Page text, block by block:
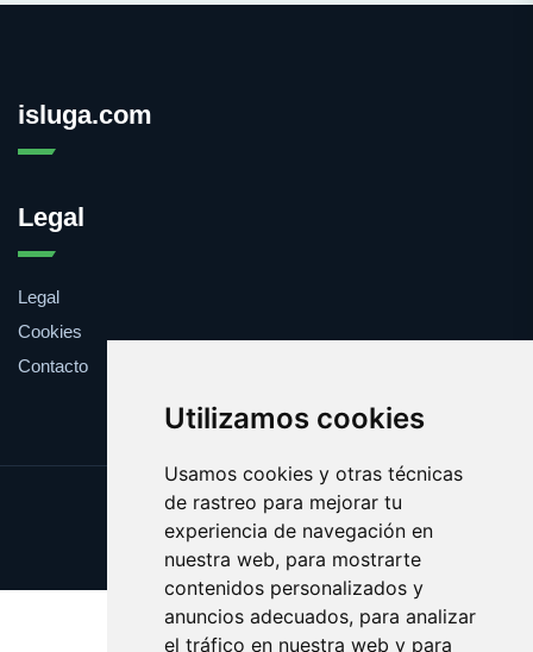
Utilizamos cookies
Usamos cookies y otras técnicas
de rastreo para mejorar tu
experiencia de navegación en
nuestra web, para mostrarte
contenidos personalizados y
anuncios adecuados, para analizar
el tráfico en nuestra web y para
isluga.com
Legal
Legal
Cookies
Contacto
Update cookies preferences
Copyright © 2025 isluga.com